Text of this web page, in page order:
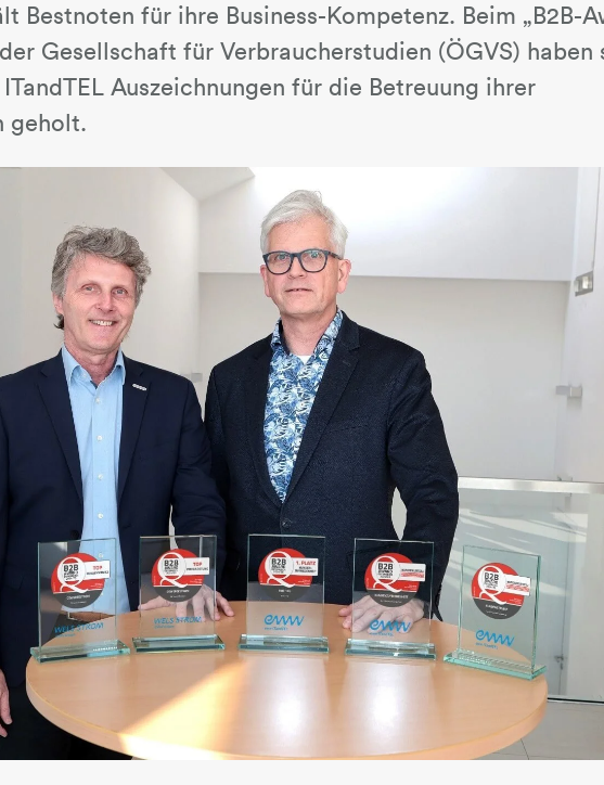
Bestnoten für ihre Business-Kompetenz. Beim „B2B-
Gesellschaft für Verbraucherstudien (ÖGVS) haben
Auszeichnungen für die Betreuung ihrer
geholt.